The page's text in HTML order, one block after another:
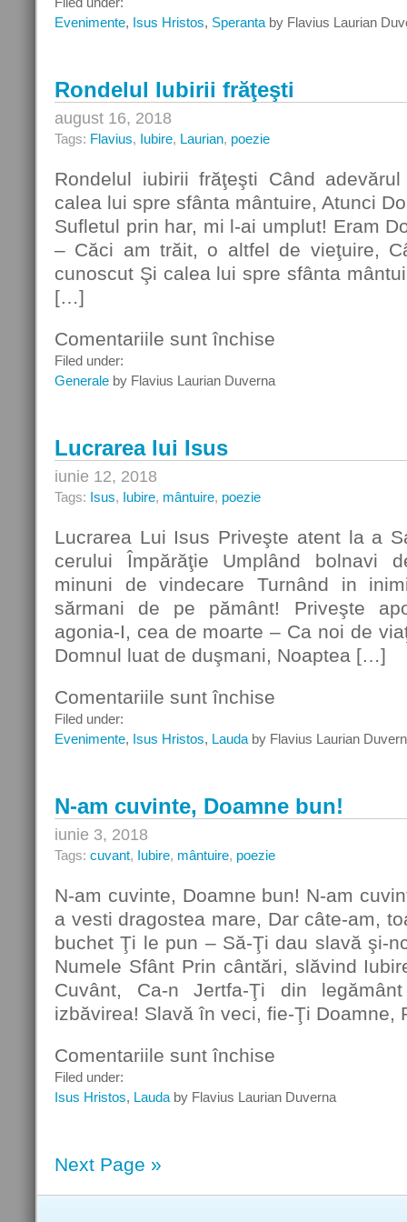
Veşnică
Evenimente, Isus Hristos, Speranta by Flavius Laurian
Rondelul Iubirii frăţeşti
august 16, 2018
Tags: Flavius, Iubire, Laurian, poezie
Rondelul iubirii frăţeşti Când
calea lui spre sfânta mântuire, Atunci
Sufletul prin har, mi l-ai umplut! Eram
– Căci am trăit, o altfel de vieţuire,
cunoscut Şi calea lui spre sfânta
[…]
Comentariile sunt închise
Filed under:
Generale by Flavius Laurian Duverna
Lucrarea lui Isus
iunie 12, 2018
Tags: Isus, Iubire, mântuire, poezie
Lucrarea Lui Isus Priveşte atent la a
cerului Împărăţie Umplând bolnavi
minuni de vindecare Turnând in
sărmani de pe pământ! Priveşte
agonia-I, cea de moarte – Ca noi de
Domnul luat de duşmani, Noaptea […]
Comentariile sunt închise
lui
Filed under:
Evenimente, Isus Hristos, Lauda by Flavius Laurian
N-am cuvinte, Doamne bun!
iunie 3, 2018
Tags: cuvant, Iubire, mântuire, poezie
N-am cuvinte, Doamne bun! N-am
a vesti dragostea mare, Dar câte-am,
buchet Ţi le pun – Să-Ţi dau slavă şi-
Numele Sfânt Prin cântări, slăvind
Cuvânt, Ca-n Jertfa-Ţi din
izbăvirea! Slavă în veci, fie-Ţi Doamne,
Comentariile sunt închise
am
Filed under:
Isus Hristos, Lauda by Flavius Laurian Duverna
Next Page »